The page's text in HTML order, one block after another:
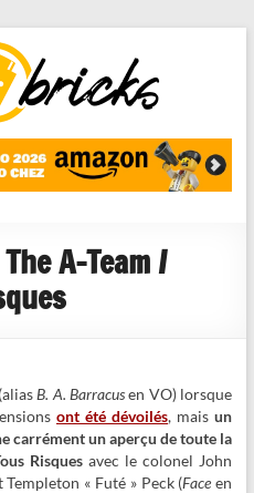
A-Team /
B. A. Barracusen VO) lorsque
ont été dévoilés, maisun
carrément un aperçu de toute la
Risques avec le colonel John
« Futé » Peck (Face en